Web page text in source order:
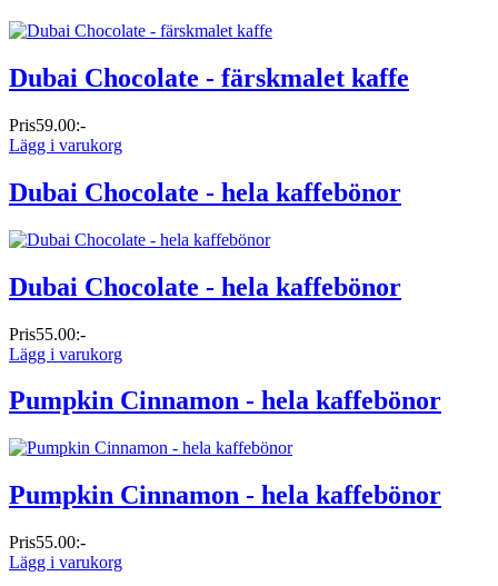
Dubai Chocolate - färskmalet kaffe
Pris59.00:-
Lägg i varukorg
Dubai Chocolate - hela kaffebönor
Dubai Chocolate - hela kaffebönor
Pris55.00:-
Lägg i varukorg
Pumpkin Cinnamon - hela kaffebönor
Pumpkin Cinnamon - hela kaffebönor
Pris55.00:-
Lägg i varukorg